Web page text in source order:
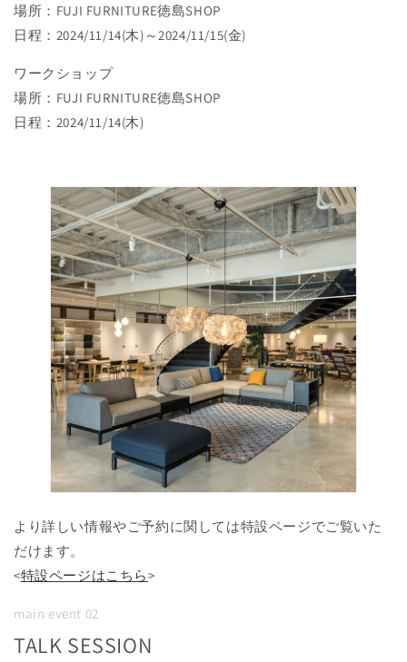
場所：FUJI FURNITURE徳島SHOP
日程：2024/11/14(木)～2024/11/15(金)
ワークショップ
場所：FUJI FURNITURE徳島SHOP
日程：2024/11/14(木)
より詳しい情報やご予約に関しては特設ページでご覧いた
だけます。
<特設ページはこちら>
main event 02
TALK SESSION